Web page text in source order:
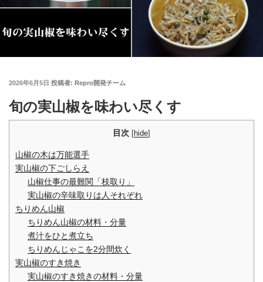
ッ
投
日:
2026年6月5日 投稿者: Repro開発チーム
旬の実山椒を味わい尽くす
目次 [hide]
山椒の木は万能選手
実山椒の下ごしらえ
山椒仕事の最難関「枝取り」
実山椒の辛味取りは人それぞれ
ちりめん山椒
ちりめん山椒の材料・分量
煮汁をひと煮立ち
ちりめんじゃこを2分間炊く
実山椒のすき焼き
実山椒のすき焼きの材料・分量